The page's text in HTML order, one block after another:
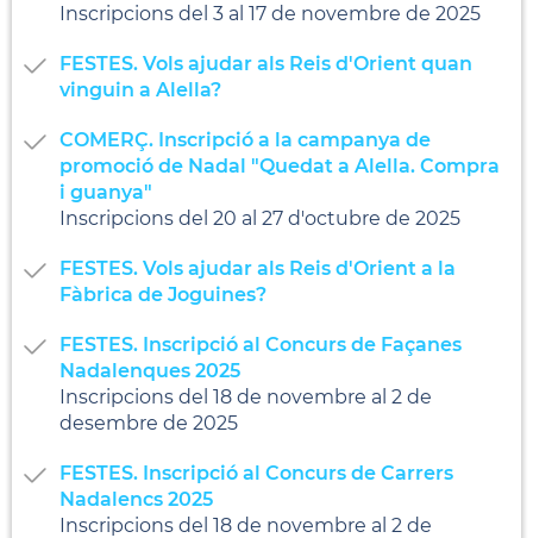
Inscripcions del 3 al 17 de novembre de 2025
FESTES. Vols ajudar als Reis d'Orient quan
vinguin a Alella?
COMERÇ. Inscripció a la campanya de
promoció de Nadal "Quedat a Alella. Compra
i guanya"
Inscripcions del 20 al 27 d'octubre de 2025
FESTES. Vols ajudar als Reis d'Orient a la
Fàbrica de Joguines?
FESTES. Inscripció al Concurs de Façanes
Nadalenques 2025
Inscripcions del 18 de novembre al 2 de
desembre de 2025
FESTES. Inscripció al Concurs de Carrers
Nadalencs 2025
Inscripcions del 18 de novembre al 2 de